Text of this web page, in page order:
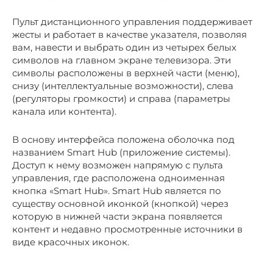
Пульт дистанционного управления поддерживает
жесты и работает в качестве указателя, позволяя
вам, навести и выбрать один из четырех белых
символов на главном экране телевизора. Эти
символы расположены в верхней части (меню),
снизу (интеллектуальные возможности), слева
(регуляторы громкости) и справа (параметры
канала или контента).
В основу интерфейса положена оболочка под
названием Smart Hub (приложение системы).
Доступ к нему возможен напрямую с пульта
управления, где расположена одноименная
кнопка «Smart Hub». Smart Hub является по
существу основной иконкой (кнопкой) через
которую в нижней части экрана появляется
контент и недавно просмотренные источники в
виде красочных иконок.